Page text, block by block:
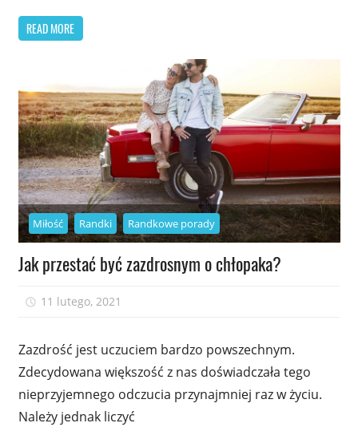
READ MORE
Miłość Randki Randkowe porady
Jak przestać być zazdrosnym o chłopaka?
11 lutego, 2021
Zazdrość jest uczuciem bardzo powszechnym.
Zdecydowana większość z nas doświadczała tego
nieprzyjemnego odczucia przynajmniej raz w życiu.
Należy jednak liczyć